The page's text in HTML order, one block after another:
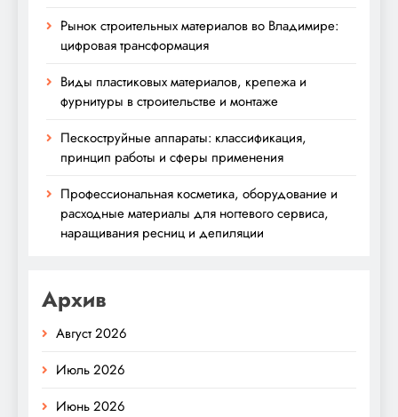
Рынок строительных материалов во Владимире:
цифровая трансформация
Виды пластиковых материалов, крепежа и
фурнитуры в строительстве и монтаже
Пескоструйные аппараты: классификация,
принцип работы и сферы применения
Профессиональная косметика, оборудование и
расходные материалы для ногтевого сервиса,
наращивания ресниц и депиляции
Архив
Август 2026
Июль 2026
Июнь 2026